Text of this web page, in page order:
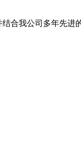
合我公司多年先